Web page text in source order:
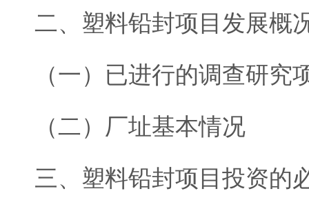
二、塑料铅封项目发展概
（一）已进行的调查研究
（二）厂址基本情况
三、塑料铅封项目投资的